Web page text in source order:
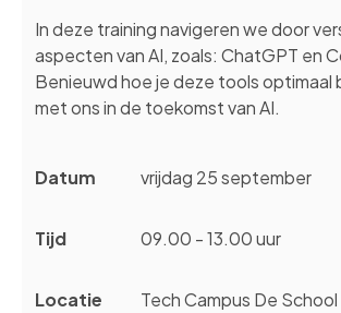
In deze training navigeren we door
aspecten van AI, zoals: ChatGPT en
Benieuwd hoe je deze tools optimaal
met ons in de toekomst van AI.
Datum vrijdag 25 september
Tijd 09.00 - 13.00 uur
Locatie Tech Campus De School